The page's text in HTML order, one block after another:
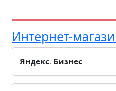
Интернет-
Яндекс. Бизнес